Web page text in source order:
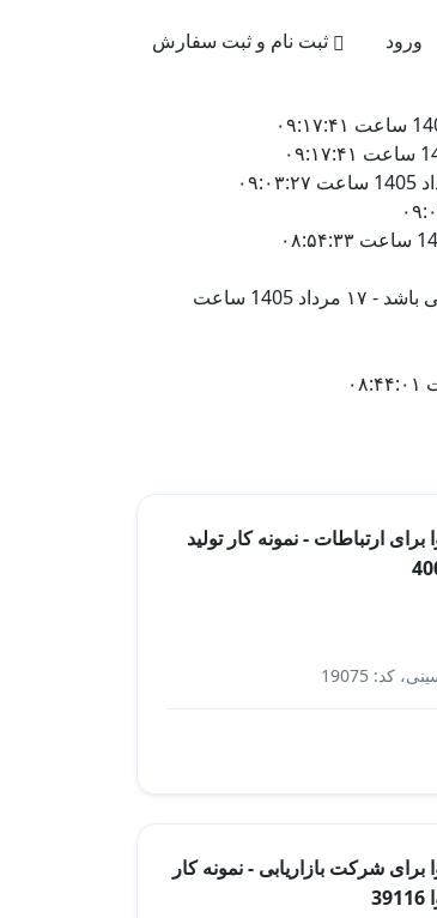
ورود ثبت نام و ثبت سفارش
در زمینه علوم انسانی برای شرکت پردیس بین الملل علم و فن نور تائید شده توسط ویراستار و آماده دانلود می باشد - ۱۷ مرداد 1405 ساعت
برای ارتباطات - نمونه کار تولید
کد: 19075
برای شرکت بازاریابی - نمونه کار